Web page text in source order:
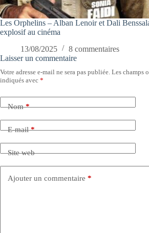
Les Orphelins – Alban Lenoir et Dali
explosif au cinéma
13/08/2025
8 commentaires
Laisser un commentaire
Votre adresse e-mail ne sera pas publiée. Les champs
indiqués avec *
Nom*
E-mail*
Site web
Ajouter un commentaire *